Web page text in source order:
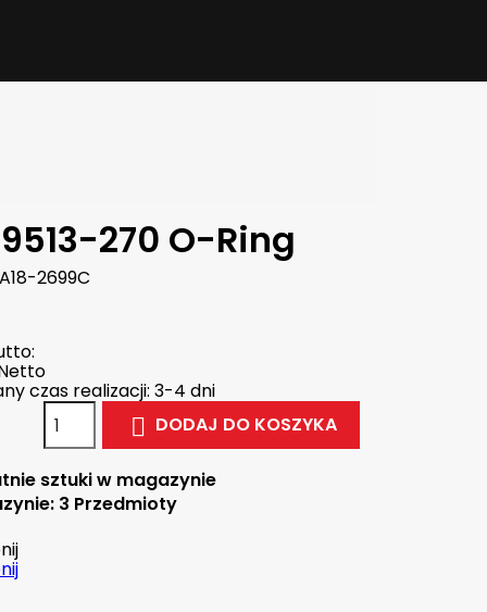
270 O-Ring
2699C
czas realizacji: 3-4 dni
 DODAJ DO KOSZYKA
sztuki w magazynie
3 Przedmioty